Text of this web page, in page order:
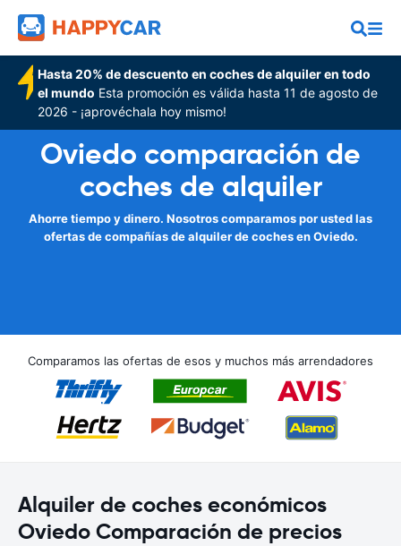
Hasta 20% de descuento en coches de alquiler en todo
el mundo Esta promoción es válida hasta 11 de agosto de
2026 - ¡aprovéchala hoy mismo!
Oviedo comparación de
coches de alquiler
Ahorre tiempo y dinero. Nosotros comparamos por usted las
ofertas de compañías de alquiler de coches en Oviedo.
Comparamos las ofertas de esos y muchos más arrendadores
Alquiler de coches económicos
Oviedo Comparación de precios